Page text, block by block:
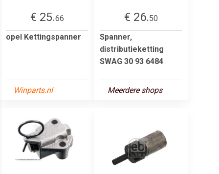
€ 25.66
opel Kettingspanner
Winparts.nl
€ 26.50
Spanner,
distributieketting
SWAG 30 93 6484
Meerdere shops